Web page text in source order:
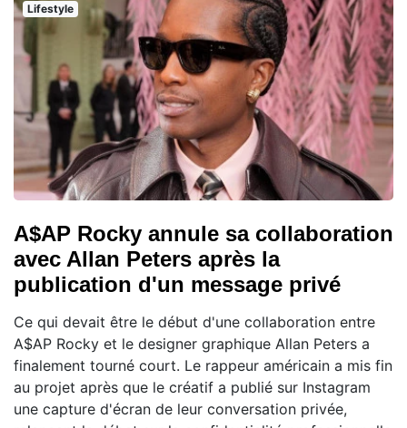
Lifestyle
A$AP Rocky annule sa collaboration
avec Allan Peters après la
publication d'un message privé
Ce qui devait être le début d'une collaboration entre
A$AP Rocky et le designer graphique Allan Peters a
finalement tourné court. Le rappeur américain a mis fin
au projet après que le créatif a publié sur Instagram
une capture d'écran de leur conversation privée,